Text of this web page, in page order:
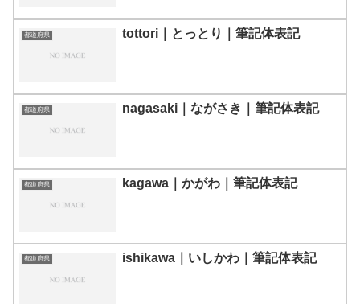
都道府県 tottori｜とっとり｜筆記体表記
都道府県 nagasaki｜ながさき｜筆記体表記
都道府県 kagawa｜かがわ｜筆記体表記
都道府県 ishikawa｜いしかわ｜筆記体表記